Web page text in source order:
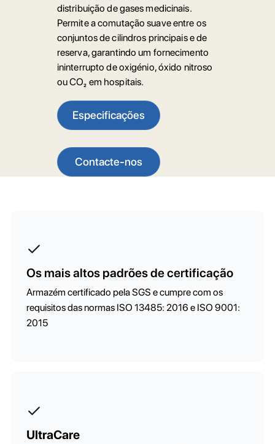
distribuição de gases medicinais.
Permite a comutação suave entre os
conjuntos de cilindros principais e de
reserva, garantindo um fornecimento
ininterrupto de oxigénio, óxido nitroso
ou CO₂ em hospitais.
Especificações
Contacte-nos
Os mais altos padrões de certificação
Armazém certificado pela SGS e cumpre com os
requisitos das normas ISO 13485: 2016 e ISO 9001:
2015
UltraCare